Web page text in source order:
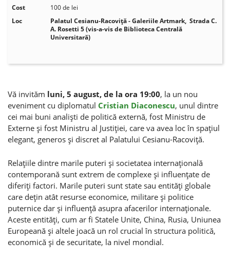
Cost
100 de lei
Loc
Palatul Cesianu-Racoviță - Galeriile Artmark, Strada C.
A. Rosetti 5 (vis-a-vis de Biblioteca Centrală
Universitară)
Vă invităm luni, 5 august, de la ora 19:00, la un nou
eveniment cu diplomatul Cristian Diaconescu, unul dintre
cei mai buni analişti de politică externă, fost Ministru de
Externe şi fost Ministru al Justiţiei, care va avea loc în spaţiul
elegant, generos şi discret al Palatului Cesianu-Racoviţă.
Relaţiile dintre marile puteri şi societatea internaţională
contemporană sunt extrem de complexe şi influenţate de
diferiţi factori. Marile puteri sunt state sau entităţi globale
care deţin atât resurse economice, militare şi politice
puternice dar şi influenţă asupra afacerilor internaţionale.
Aceste entităţi, cum ar fi Statele Unite, China, Rusia, Uniunea
Europeană şi altele joacă un rol crucial în structura politică,
economică şi de securitate, la nivel mondial.